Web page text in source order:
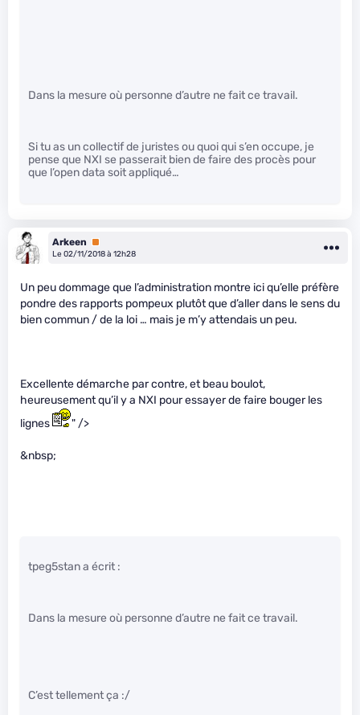
Dans la mesure où personne d’autre ne fait ce travail.
Si tu as un collectif de juristes ou quoi qui s’en occupe, je
pense que NXI se passerait bien de faire des procès pour
que l’open data soit appliqué…
Arkeen
Premium
Le 02/11/2018 à 12h28
Un peu dommage que l’administration montre ici qu’elle préfère
pondre des rapports pompeux plutôt que d’aller dans le sens du
bien commun / de la loi … mais je m’y attendais un peu.
Excellente démarche par contre, et beau boulot,
heureusement qu’il y a NXI pour essayer de faire bouger les
lignes
" />
&nbsp;
tpeg5stan a écrit :
Dans la mesure où personne d’autre ne fait ce travail.
C’est tellement ça :/